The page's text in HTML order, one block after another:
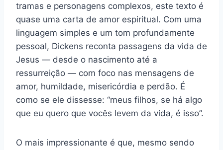
tramas e personagens complexos, este texto é
quase uma carta de amor espiritual. Com uma
linguagem simples e um tom profundamente
pessoal, Dickens reconta passagens da vida de
Jesus — desde o nascimento até a
ressurreição — com foco nas mensagens de
amor, humildade, misericórdia e perdão. É
como se ele dissesse: “meus filhos, se há algo
que eu quero que vocês levem da vida, é isso”.
O mais impressionante é que, mesmo sendo